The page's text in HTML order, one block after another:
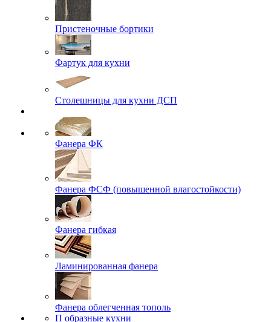
Пристеночные бортики
Фартук для кухни
Столешницы для кухни ДСП
Фанера ФК
Фанера ФСФ (повышенной влагостойкости)
Фанера гибкая
Ламинированная фанера
Фанера облегченная тополь
П образные кухни